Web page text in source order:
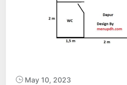
May 10, 2023